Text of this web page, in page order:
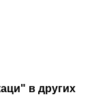
в других